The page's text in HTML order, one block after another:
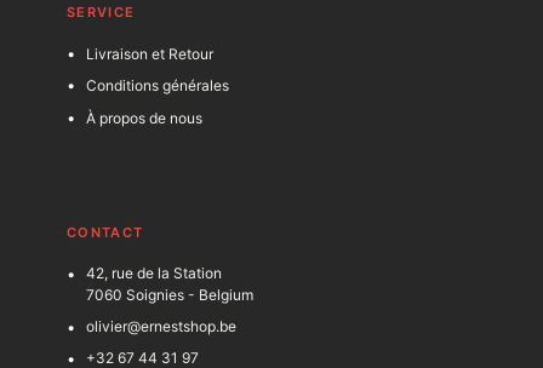
SERVICE
Livraison et Retour
Conditions générales
À propos de nous
CONTACT
42, rue de la Station
7060 Soignies - Belgium
olivier@ernestshop.be
+32 67 44 31 97